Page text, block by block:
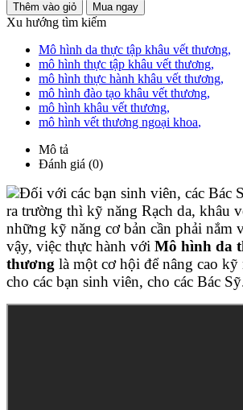
Thêm vào giỏ
Mua ngay
Xu hướng tìm kiếm
Mô hình da thực tập khâu vết thương,
mô hình thực tập khâu vết thương,
mô hình thực hành khâu vết thương,
mô hình đào tạo khâu vết thương,
mô hình khâu vết thương,
mô hình vết thương ngoại khoa,
Mô tả
Đánh giá (0)
Đối với các bạn sinh viên, các Bác
ra trường thì kỹ năng Rạch da, khâu
những kỹ năng cơ bản cần phải nắm
vậy, việc thực hành với Mô hình da
thương là một cơ hội để nâng cao kỹ
cho các bạn sinh viên, cho các Bác